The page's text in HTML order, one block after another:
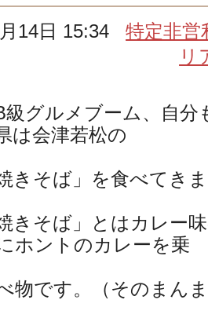
月14日 15:34特定非
リ
級グルメブーム、自
は会津若松の
きそば」を食べてき
きそば」とはカレー
ホントのカレーを乗
物です。（そのまん